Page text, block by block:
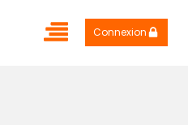
Connexion